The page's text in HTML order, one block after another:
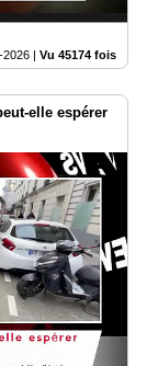
2026 | Vu 45174 fois
elle espérer